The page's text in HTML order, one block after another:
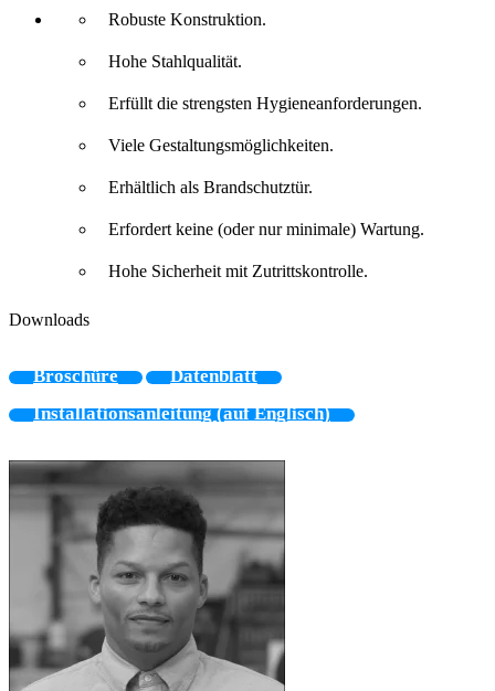
Robuste Konstruktion.
Hohe Stahlqualität.
Erfüllt die strengsten Hygieneanforderungen.
Viele Gestaltungsmöglichkeiten.
Erhältlich als Brandschutztür.
Erfordert keine (oder nur minimale) Wartung.
Hohe Sicherheit mit Zutrittskontrolle.
Downloads
Broschüre
Datenblatt
Installationsanleitung (auf Englisch)